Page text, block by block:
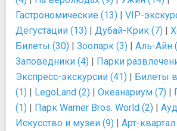
Гастрономические (13) | VIP-
Дегустации (13) | Дубай-Крик (7) |
Билеты (30) | Зоопарк (3) | Аль-Айн
Заповедники (4) | Парки
Экспресс-экскурсии (41) | Билеты
(1) | LegoLand (2) | Океанариум (7) |
(1) | Парк Warner Bros. World (2) |
Искусство и музеи (9) | Арт-